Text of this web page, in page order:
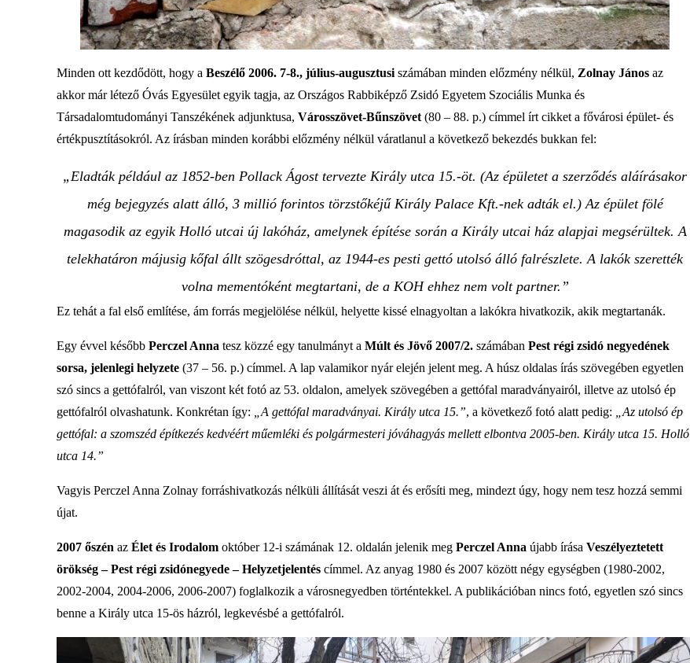
Minden ott kezdődött, hogy a Beszélő 2006. 7-8., július-augusztusi számában minden előzmény nélkül, Zolnay János az
akkor már létező Óvás Egyesület egyik tagja, az Országos Rabbiképző Zsidó Egyetem Szociális Munka és
Társadalomtudományi Tanszékének adjunktusa, Városszövet-Bűnszövet (80 – 88. p.) címmel írt cikket a fővárosi épület- és
értékpusztításokról. Az írásban minden korábbi előzmény nélkül váratlanul a következő bekezdés bukkan fel:
„Eladták például az 1852-ben Pollack Ágost tervezte Király utca 15.-öt. (Az épületet a szerződés aláírásakor
még bejegyzés alatt álló, 3 millió forintos törzstőkéjű Király Palace Kft.-nek adták el.) Az épület fölé
magasodik az egyik Holló utcai új lakóház, amelynek építése során a Király utcai ház alapjai megsérültek. A
telekhatáron májusig kőfal állt szögesdróttal, az 1944-es pesti gettó utolsó álló falrészlete. A lakók szerették
volna mementóként megtartani, de a KOH ehhez nem volt partner.”
Ez tehát a fal első említése, ám forrás megjelölése nélkül, helyette kissé elnagyoltan a lakókra hivatkozik, akik megtartanák.
Egy évvel később Perczel Anna tesz közzé egy tanulmányt a Múlt és Jövő 2007/2. számában Pest régi zsidó negyedének
sorsa, jelenlegi helyzete (37 – 56. p.) címmel. A lap valamikor nyár elején jelent meg. A húsz oldalas írás szövegében egyetlen
szó sincs a gettófalról, van viszont két fotó az 53. oldalon, amelyek szövegében a gettófal maradványairól, illetve az utolsó ép
gettófalról olvashatunk. Konkrétan így:
„A gettófal maradványai. Király utca 15.”, a következő fotó alatt pedig:
„Az utolsó ép
gettófal: a szomszéd építkezés kedvéért műemléki és polgármesteri jóváhagyás mellett elbontva 2005-ben. Király utca 15. Holló
utca 14.”
Vagyis Perczel Anna Zolnay forráshivatkozás nélküli állítását veszi át és erősíti meg, mindezt úgy, hogy nem tesz hozzá semmi
újat.
2007 őszén az Élet és Irodalom október 12-i számának 12. oldalán jelenik meg Perczel Anna újabb írása Veszélyeztetett
örökség – Pest régi zsidónegyede – Helyzetjelentés címmel. Az anyag 1980 és 2007 között négy egységben (1980-2002,
2002-2004, 2004-2006, 2006-2007) foglalkozik a városnegyedben történtekkel. A publikációban nincs fotó, egyetlen szó sincs
benne a Király utca 15-ös házról, legkevésbé a gettófalról.